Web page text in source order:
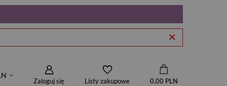
Zaloguj się Listy zakupowe 0,00 PLN